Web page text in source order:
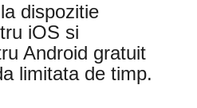
dispozitie
iOS si
Android gratuit
limitata de timp.